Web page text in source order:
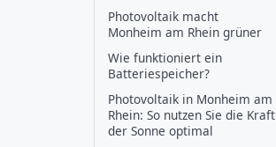
Photovoltaik macht
Monheim am Rhein grüner
Wie funktioniert ein
Batteriespeicher?
Photovoltaik in Monheim am
Rhein: So nutzen Sie die Kraft
der Sonne optimal